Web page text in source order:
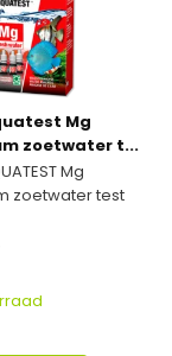
Mg
zoetwater t...
Mg
zoetwater test